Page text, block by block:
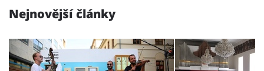
Nejnovější články